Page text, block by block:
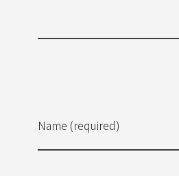
Name (required)